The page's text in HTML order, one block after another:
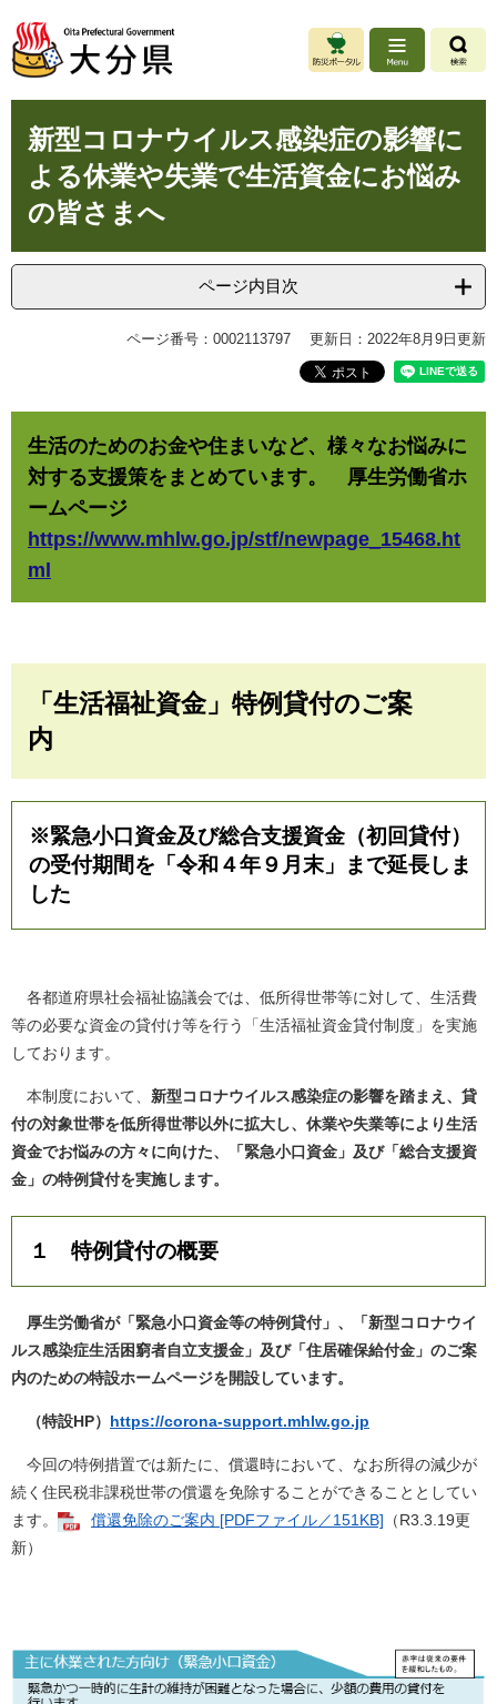
ジ
先
ュ
を
へ
新型コロナウイルス感染症の影響に
よる休業や失業で生活資金にお悩み
の皆さまへ
ページ内目次
ページ番号：0002113797 更新日：2022年8月9日更新
生活のためのお金や住まいなど、様々なお悩みに
対する支援策をまとめています。 厚生労働省ホ
ームページ
https://www.mhlw.go.jp/stf/newpage_15468.ht
ml
「生活福祉資金」特例貸付のご案
内
※緊急小口資金及び総合支援資金（初回貸付）
の受付期間を 「令和４年９月末」
まで延長しま
した
各都道府県社会福祉協議会では、低所得世帯等に対して、生活費
等の必要な資金の貸付け等を行う「生活福祉資金貸付制度」を実施
しております。
本制度において、 新型コロナウイルス感染症の影響を踏まえ、貸
付の対象世帯を低所得世帯以外に拡大し、休業や失業等により生活
資金でお悩みの方々に向けた、「緊急小口資金」及び「総合支援資
金」の特例貸付を実施します。
１ 特例貸付の概要
厚生労働省が「緊急小口資金等の特例貸付」、「新型コロナウイ
ルス感染症生活困窮者自立支援金」及び「住居確保給付金」のご案
内のための特設ホームページを開設しています。
（特設HP） https://corona-support.mhlw.go.jp
今回の特例措置では新たに、償還時において、なお所得の減少が
続く住民税非課税世帯の償還を免除することができることとしてい
ます。
償還免除のご案内 [PDFファイル／151KB] （R3.3.19更
新）